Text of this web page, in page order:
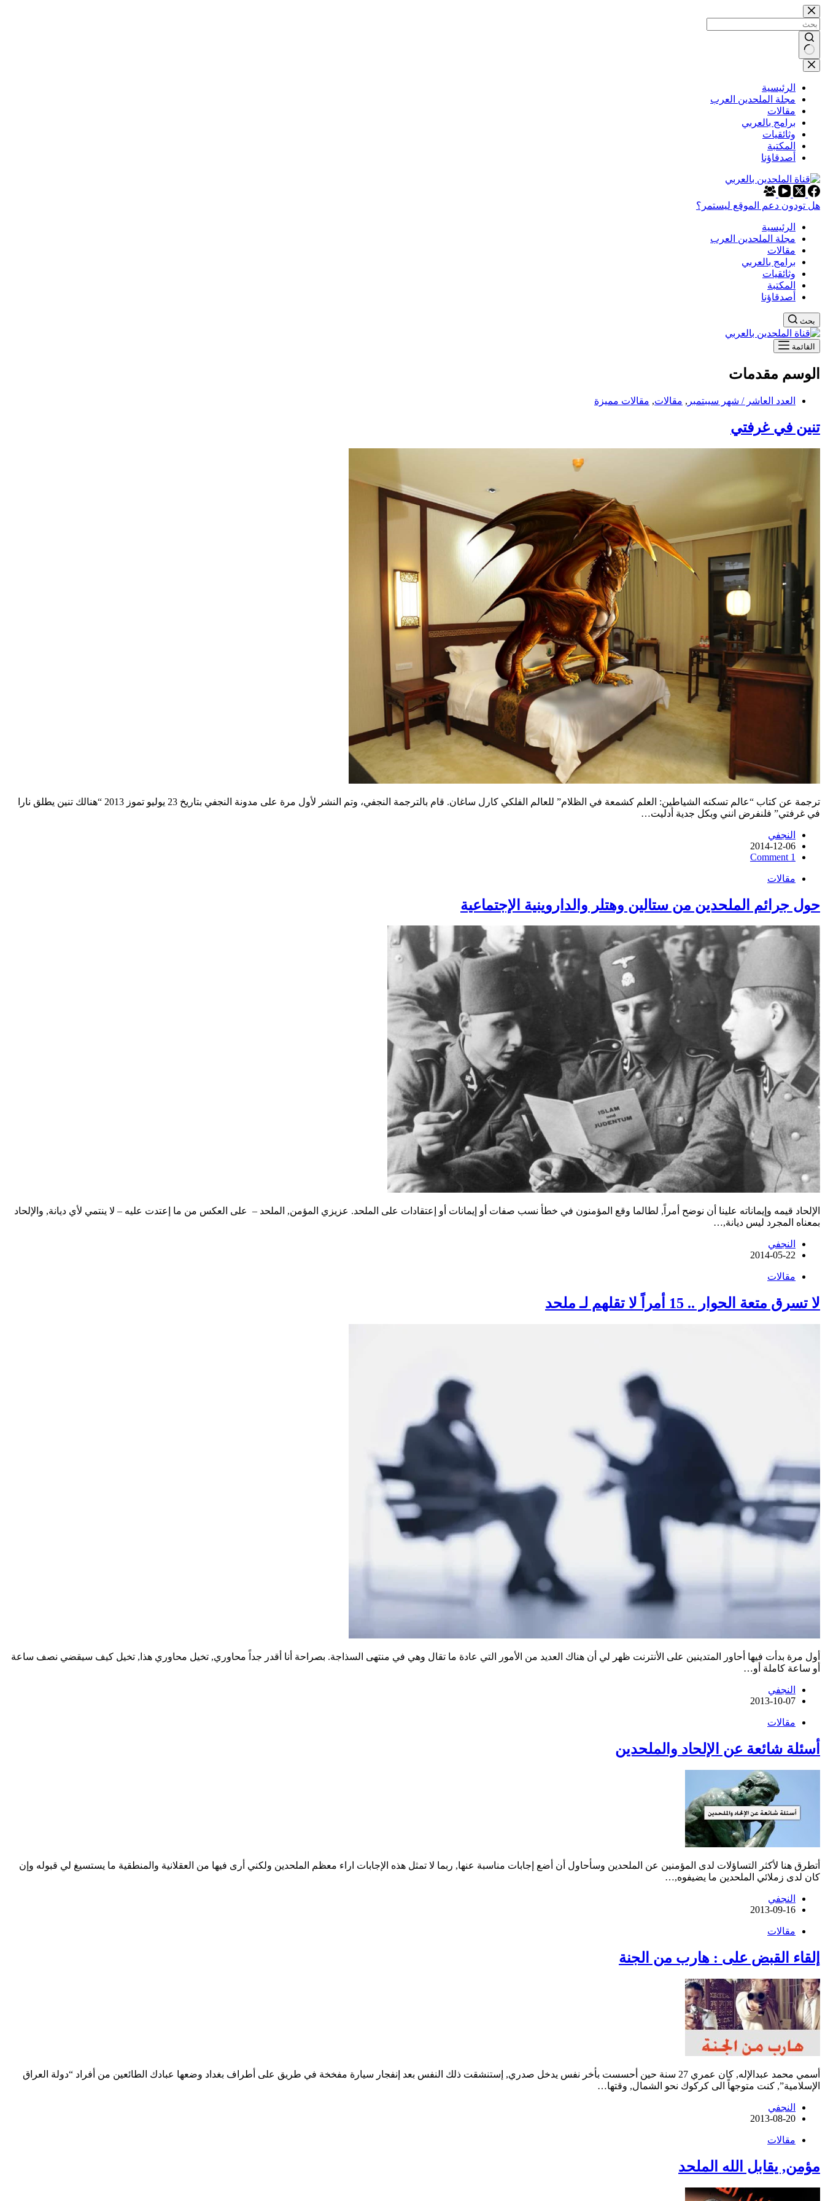
التجاوز
إلى
المحتوى
لا
نتائج
الرئيسية
مجلة الملحدين العرب
مقالات
برامج بالعربي
وثائقيات
المكتبة
أصدقاؤنا
هل تودون دعم الموقع ليستمر؟
الرئيسية
مجلة الملحدين العرب
مقالات
برامج بالعربي
وثائقيات
المكتبة
أصدقاؤنا
بحث
القائمة
الوسم مقدمات
العدد العاشر / شهر سيبتمبر , مقالات, مقالات مميزة
تنين في غرفتي
ترجمة عن كتاب “عالم تسكنه الشياطين: العلم كشمعة في الظلام” للعالم الفلكي كارل ساغان. قام بالترجمة النجفي، وتم النشر لأول مرة على مدونة النجفي بتاريخ 23 يوليو تموز 2013 “هنالك تنين يطلق نارا
في غرفتي” فلنفرض انني وبكل جدية أدليت…
النجفي
2014-12-06
1 Comment
مقالات
حول جرائم الملحدين من ستالين وهتلر والداروينية الإجتماعية
الإلحاد قيمه وإيماناته علينا أن نوضح أمراً, لطالما وقع المؤمنون في خطأ نسب صفات أو إيمانات أو إعتقادات على الملحد. عزيزي المؤمن, الملحد – على العكس من ما إعتدت عليه – لا ينتمي لأي ديانة, والإلحاد
بمعناه المجرد ليس ديانة,…
النجفي
2014-05-22
مقالات
لا تسرق متعة الحوار .. 15 أمراً لا تقلهم لـ ملحد
أول مرة بدأت فيها أحاور المتدينين على الأنترنت ظهر لي أن هناك العديد من الأمور التي عادة ما تقال وهي في منتهى السذاجة. بصراحة أنا أقدر جداً محاوري, تخيل محاوري هذا, تخيل كيف سيقضي نصف ساعة
أو ساعة كاملة أو…
النجفي
2013-10-07
مقالات
أسئلة شائعة عن الإلحاد والملحدين
أتطرق هنا لأكثر التساؤلات لدى المؤمنين عن الملحدين وسأحاول أن أضع إجابات مناسبة عنها, ربما لا تمثل هذه الإجابات اراء معظم الملحدين ولكني أرى فيها من العقلانية والمنطقية ما يستسيغ لي قبوله وإن
كان لدى زملائي الملحدين ما يضيفوه,…
النجفي
2013-09-16
مقالات
إلقاء القبض على : هارب من الجنة
أسمي محمد عبدالإله, كان عمري 27 سنة حين أحسست بأخر نفس يدخل صدري, إستنشقت ذلك النفس بعد إنفجار سيارة مفخخة في طريق على أطراف بغداد وضعها عبادك الطائعين من أفراد “دولة العراق
الإسلامية”, كنت متوجهاً الى كركوك نحو الشمال, وقتها…
النجفي
2013-08-20
مقالات
مؤمن, يقابل الله الملحد